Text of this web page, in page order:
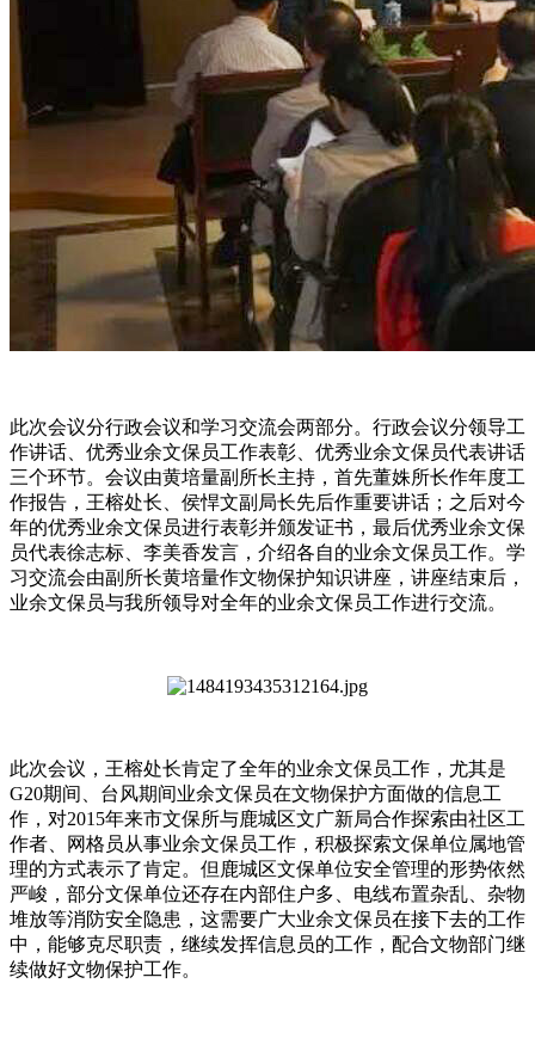
此次会议分行政会议和学习交流会两部分。行政会议分领导工
作讲话、优秀业余文保员工作表彰、优秀业余文保员代表讲话
三个环节。会议由黄培量副所长主持，首先董姝所长作年度工
作报告，王榕处长、侯悍文副局长先后作重要讲话；之后对今
年的优秀业余文保员进行表彰并颁发证书，最后优秀业余文保
员代表徐志标、李美香发言，介绍各自的业余文保员工作。学
习交流会由副所长黄培量作文物保护知识讲座，讲座结束后，
业余文保员与我所领导对全年的业余文保员工作进行交流。
此次会议，王榕处长肯定了全年的业余文保员工作，尤其是
G20期间、台风期间业余文保员在文物保护方面做的信息工
作，对2015年来市文保所与鹿城区文广新局合作探索由社区工
作者、网格员从事业余文保员工作，积极探索文保单位属地管
理的方式表示了肯定。但鹿城区文保单位安全管理的形势依然
严峻，部分文保单位还存在内部住户多、电线布置杂乱、杂物
堆放等消防安全隐患，这需要广大业余文保员在接下去的工作
中，能够克尽职责，继续发挥信息员的工作，配合文物部门继
续做好文物保护工作。